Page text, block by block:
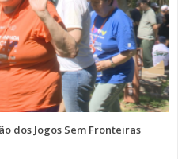
dos Jogos Sem Fronteiras